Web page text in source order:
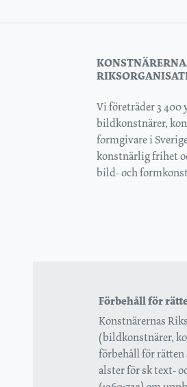
Vi företräder 3 400
bildkonstnärer,
formgivare i
konstnärlig frihet
bild- och
Förbehåll för
Konstnärernas
(bildkonstnärer,
förbehåll för rätten
alster för sk text-